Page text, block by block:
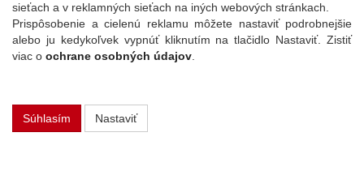
NOVINKY NA EMAIL
Prihlásiť
Viac informácií o tejto službe
Copyright
sieťach a v reklamných sieťach na iných webových stránkach.
Prispôsobenie a cielenú reklamu môžete nastaviť podrobnejšie
alebo ju kedykoľvek vypnúť kliknutím na tlačidlo Nastaviť. Zistiť
viac o ochrane osobných údajov
Súhlasím Nastaviť